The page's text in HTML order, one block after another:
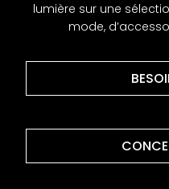
lumière sur une
mode,